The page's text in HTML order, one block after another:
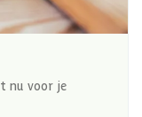
nu voor je